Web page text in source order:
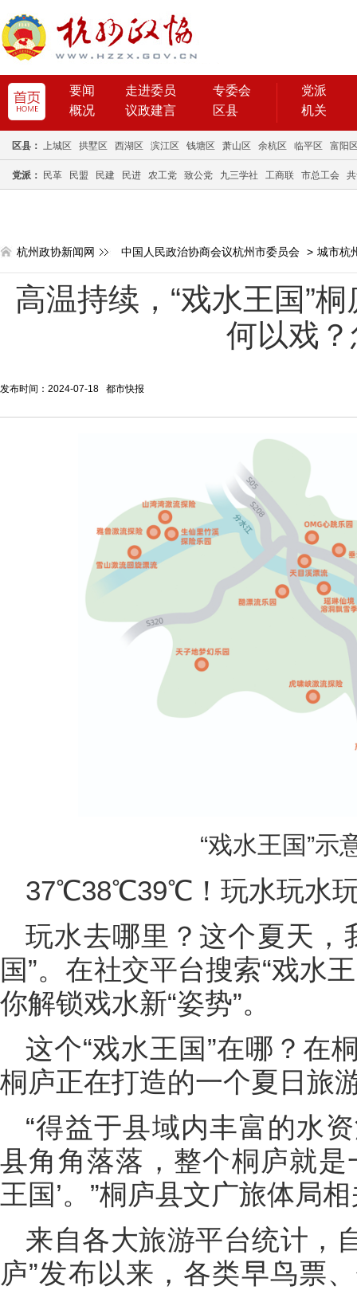
要闻 走进委员
专委会
概况
议政建言 区县
党派
机关
区县： 上城区 拱墅区 西湖区 滨江区 钱塘区 萧山区 余杭区 临平区 富阳
党派： 民革 民盟 民建 民进 农工党 致公党 九三学社 工商联 市总工会
杭州政协新闻网 中国人民政治协商会议杭州市委员会 > 城市杭
高温持续，“戏水王国”
何以戏
发布时间：2024-07-18 都市快报
“戏水王国”示
37℃38℃39℃！玩水玩水
玩水去哪里？这个夏天，
国”。在社交平台搜索“戏水
你解锁戏水新“姿势”。
这个“戏水王国”在哪？在
桐庐正在打造的一个夏日旅
“得益于县域内丰富的水
县角角落落，整个桐庐就是
王国’。”桐庐县文广旅体局
来自各大旅游平台统计，
庐”发布以来，各类早鸟票